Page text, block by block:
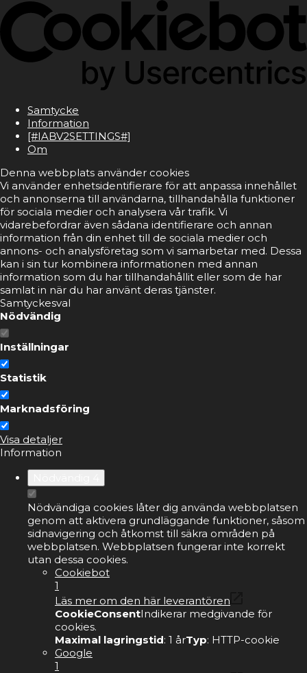
Samtycke
Information
[#IABV2SETTINGS#]
Om
Denna webbplats använder cookies
Vi använder enhetsidentifierare för att anpassa innehållet
och annonserna till användarna, tillhandahålla funktioner
för sociala medier och analysera vår trafik. Vi
vidarebefordrar även sådana identifierare och annan
information från din enhet till de sociala medier och
annons- och analysföretag som vi samarbetar med. Dessa
kan i sin tur kombinera informationen med annan
information som du har tillhandahållit eller som de har
samlat in när du har använt deras tjänster.
Samtyckesval
Nödvändig
Inställningar
Statistik
Marknadsföring
Visa detaljer
Information
Nödvändiga cookies låter dig använda webbplatsen
genom att aktivera grundläggande funktioner, såsom
sidnavigering och åtkomst till säkra områden på
webbplatsen. Webbplatsen fungerar inte korrekt
utan dessa cookies.
Cookiebot
1
Läs mer om den här leverantören
CookieConsentIndikerar medgivande för
cookies.
Maximal lagringstid: 1 årTyp: HTTP-cookie
Google
1